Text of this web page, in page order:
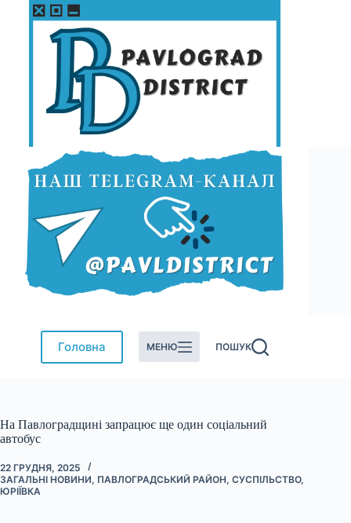
Перейти
Головна МЕНЮ ПОШУК
На Павлоградщині запрацює ще один соціальний
автобус
22 ГРУДНЯ, 2025
ЗАГАЛЬНІ НОВИНИ, ПАВЛОГРАДСЬКИЙ РАЙОН, СУСПІЛЬСТВО,
ЮРІЇВКА